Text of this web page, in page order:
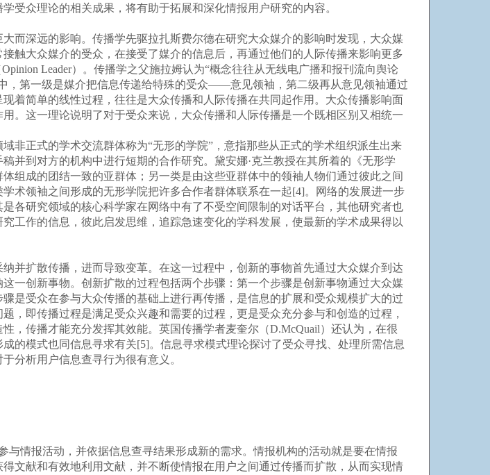
受众理论的相关成果，将有助于拓展和深化情报用户研究的内容。
而深远的影响。传播学先驱拉扎斯费尔德在研究大众媒介的影响时发现，大众媒
触大众媒介的受众，在接受了媒介的信息后，再通过他们的人际传播来影响更多
Leader）。传播学之父施拉姆认为“概念往往从无线电广播和报刊流向舆论
，第一级是媒介把信息传递给特殊的受众——意见领袖，第二级再从意见领袖通过
着简单的线性过程，往往是大众传播和人际传播在共同起作用。大众传播影响面
。这一理论说明了对于受众来说，大众传播和人际传播是一个既相区别又相统一
正式的学术交流群体称为“无形的学院”，意指那些从正式的学术组织派生出来
并到对方的机构中进行短期的合作研究。黛安娜·克兰教授在其所着的《无形学
组成的团结一致的亚群体；另一类是由这些亚群体中的领袖人物们通过彼此之间
术领袖之间形成的无形学院把许多合作者群体联系在一起[4]。网络的发展进一步
各研究领域的核心科学家在网络中有了不受空间限制的对话平台，其他研究者也
工作的信息，彼此启发思维，追踪急速变化的学科发展，使最新的学术成果得以
并扩散传播，进而导致变革。在这一过程中，创新的事物首先通过大众媒介到达
一创新事物。创新扩散的过程包括两个步骤：第一个步骤是创新事物通过大众媒
是受众在参与大众传播的基础上进行再传播，是信息的扩展和受众规模扩大的过
，即传播过程是满足受众兴趣和需要的过程，更是受众充分参与和创造的过程，
，传播才能充分发挥其效能。英国传播学者麦奎尔（D.McQuail）还认为，在很
的模式也同信息寻求有关[5]。信息寻求模式理论探讨了受众寻找、处理所需信息
分析用户信息查寻行为很有意义。
情报活动，并依据信息查寻结果形成新的需求。情报机构的活动就是要在情报
文献和有效地利用文献，并不断使情报在用户之间通过传播而扩散，从而实现情